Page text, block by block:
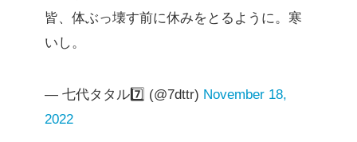
皆、体ぶっ壊す前に休みをとるように。寒
いし。
— 七代タタル7️⃣ (@7dttr) November 18,
2022